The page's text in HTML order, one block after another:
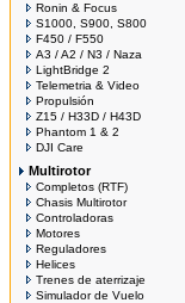
Ronin & Focus
S1000, S900, S800
F450 / F550
A3 / A2 / N3 / Naza
LightBridge 2
Telemetria & Video
Propulsión
Z15 / H33D / H43D
Phantom 1 & 2
DJI Care
Multirotor
Completos (RTF)
Chasis Multirotor
Controladoras
Motores
Reguladores
Helices
Trenes de aterrizaje
Simulador de Vuelo